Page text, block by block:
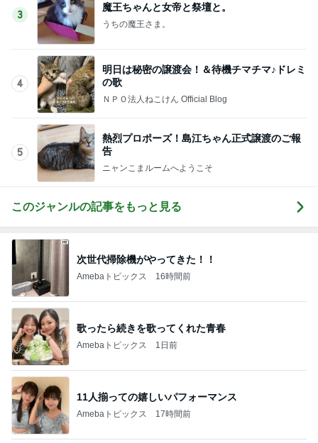
3
魔王ちゃんと女帝と祭壇と。
うちの魔王さま。
4
明日は秘密の譲渡会！＆待機チマチマ♪ドレミ
の歌
ＮＰＯ法人ねこけん Official Blog
5
熱烈プロポーズ！島江ちゃん正式譲渡のご報
告
ニャンこまルームへようこそ
このジャンルの記事をもっと見る
次世代掃除機がやってきた！！
Amebaトピックス 16時間前
歌ったら続きを歌ってくれた青春
Amebaトピックス 1日前
11人揃っての嬉しいパフォーマンス
Amebaトピックス 17時間前